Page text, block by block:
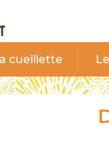
cueillette